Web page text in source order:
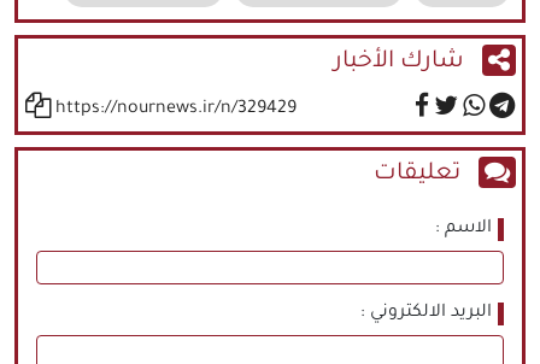
شارك الأخبار
https://nournews.ir/n/329429
تعليقات
الاسم
البريد الالكتروني